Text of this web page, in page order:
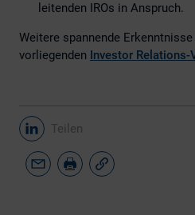
leitenden IROs in Anspruch.
Weitere spannende
vorliegenden Investor
Teilen